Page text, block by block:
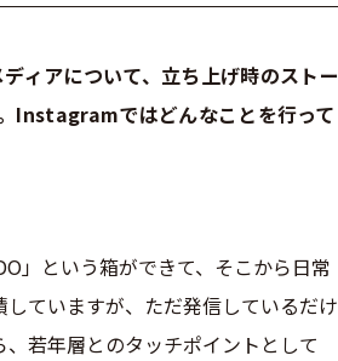
ィアについて、立ち上げ時のストー
Instagramではどんなことを行って
」という箱ができて、そこから日常
ていますが、ただ発信しているだけ
若年層とのタッチポイントとして